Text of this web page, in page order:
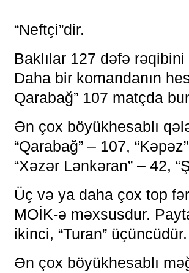
“Neftçi”dir.
Baklılar 127 dəfə
Daha bir komandanın
Qarabağ” 107 matçda
Ən çox böyükhesablı
“Qarabağ” – 107,
“Xəzər Lənkəran” – 42,
Üç və ya daha çox top
MOİK-ə məxsusdur.
ikinci, “Turan” üçüncüdür.
Ən çox böyükhesablı